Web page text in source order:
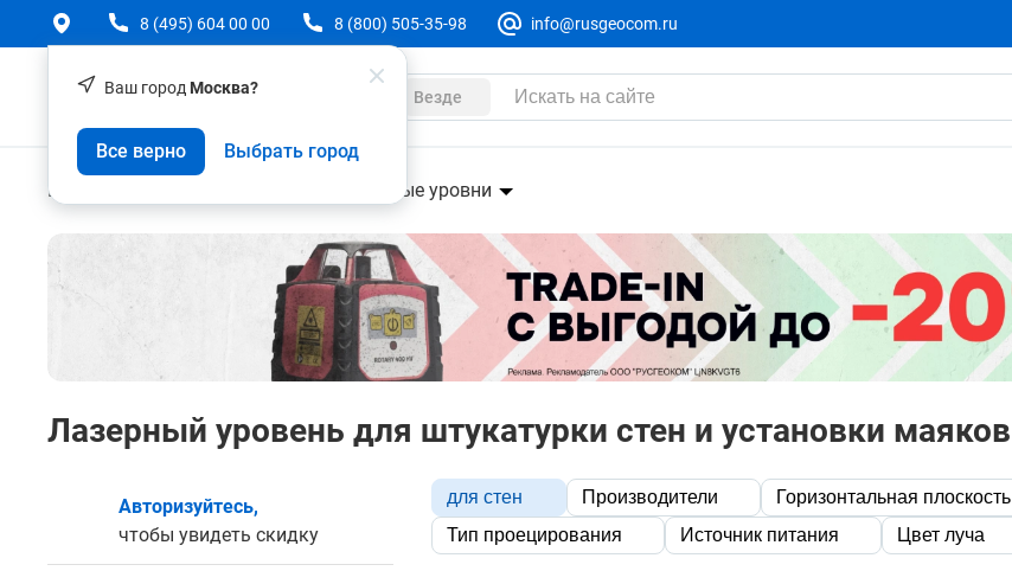
Ваш город Москва?
Все верно Выбрать город
8 (495) 604 00 00 8 (800) 505-35-98 info@rusgeocom.ru
Везде
Геодезическое оборудование Лазерные уровни
Лазерный уровень для штукатурки стен и установки маяков
Авторизуйтесь,
чтобы увидеть скидку
для стен Производители Горизонтальная плоскость
Тип проецирования
Источник питания Цвет луча